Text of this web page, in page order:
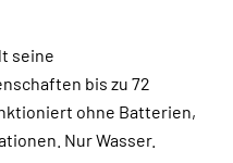
seine
bis zu 72
ohne Batterien,
Nur Wasser.